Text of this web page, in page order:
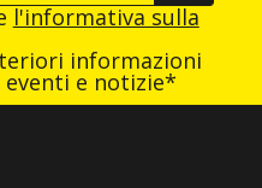
l'informativa sulla
informazioni
e notizie*